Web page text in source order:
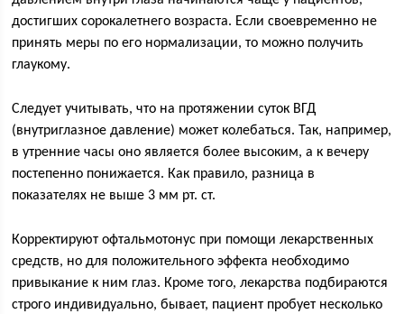
достигших сорокалетнего возраста. Если своевременно не
принять меры по его нормализации, то можно получить
глаукому.
Следует учитывать, что на протяжении суток ВГД
(внутриглазное давление) может колебаться. Так, например,
в утренние часы оно является более высоким, а к вечеру
постепенно понижается. Как правило, разница в
показателях не выше 3 мм рт. ст.
Корректируют офтальмотонус при помощи лекарственных
средств, но для положительного эффекта необходимо
привыкание к ним глаз. Кроме того, лекарства подбираются
строго индивидуально, бывает, пациент пробует несколько